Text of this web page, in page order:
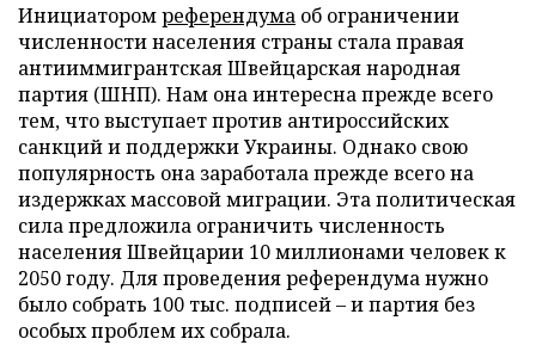
Инициаторомреферендума об ограничении
численности населения страны стала правая
антииммигрантская Швейцарская народная
партия (ШНП). Нам она интересна прежде всего
тем, что выступает против антироссийских
санкций и поддержки Украины. Однако свою
популярность она заработала прежде всего на
издержках массовой миграции. Эта политическая
сила предложила ограничить численность
населения Швейцарии 10 миллионами человек к
2050 году. Для проведения референдума нужно
было собрать 100 тыс. подписей – и партия без
особых проблем их собрала.